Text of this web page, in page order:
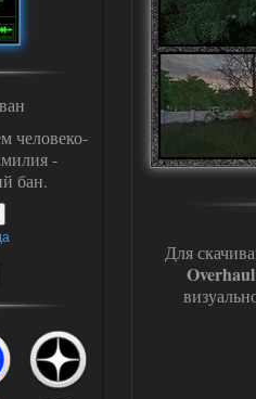
Для
Overhaul
человеко-
-
бан.